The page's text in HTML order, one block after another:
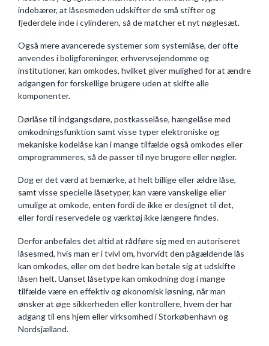
indebærer, at låsesmeden udskifter de små stifter og
fjederdele inde i cylinderen, så de matcher et nyt nøglesæt.
Også mere avancerede systemer som systemlåse, der ofte
anvendes i boligforeninger, erhvervsejendomme og
institutioner, kan omkodes, hvilket giver mulighed for at ændre
adgangen for forskellige brugere uden at skifte alle
komponenter.
Dørlåse til indgangsdøre, postkasselåse, hængelåse med
omkodningsfunktion samt visse typer elektroniske og
mekaniske kodelåse kan i mange tilfælde også omkodes eller
omprogrammeres, så de passer til nye brugere eller nøgler.
Dog er det værd at bemærke, at helt billige eller ældre låse,
samt visse specielle låsetyper, kan være vanskelige eller
umulige at omkode, enten fordi de ikke er designet til det,
eller fordi reservedele og værktøj ikke længere findes.
Derfor anbefales det altid at rådføre sig med en autoriseret
låsesmed, hvis man er i tvivl om, hvorvidt den pågældende lås
kan omkodes, eller om det bedre kan betale sig at udskifte
låsen helt. Uanset låsetype kan omkodning dog i mange
tilfælde være en effektiv og økonomisk løsning, når man
ønsker at øge sikkerheden eller kontrollere, hvem der har
adgang til ens hjem eller virksomhed i Storkøbenhavn og
Nordsjælland.